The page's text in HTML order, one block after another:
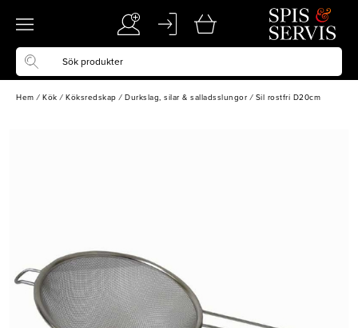
Hem / Kök / Köksredskap / Durkslag, silar & salladsslungor / Sil rostfri D20cm